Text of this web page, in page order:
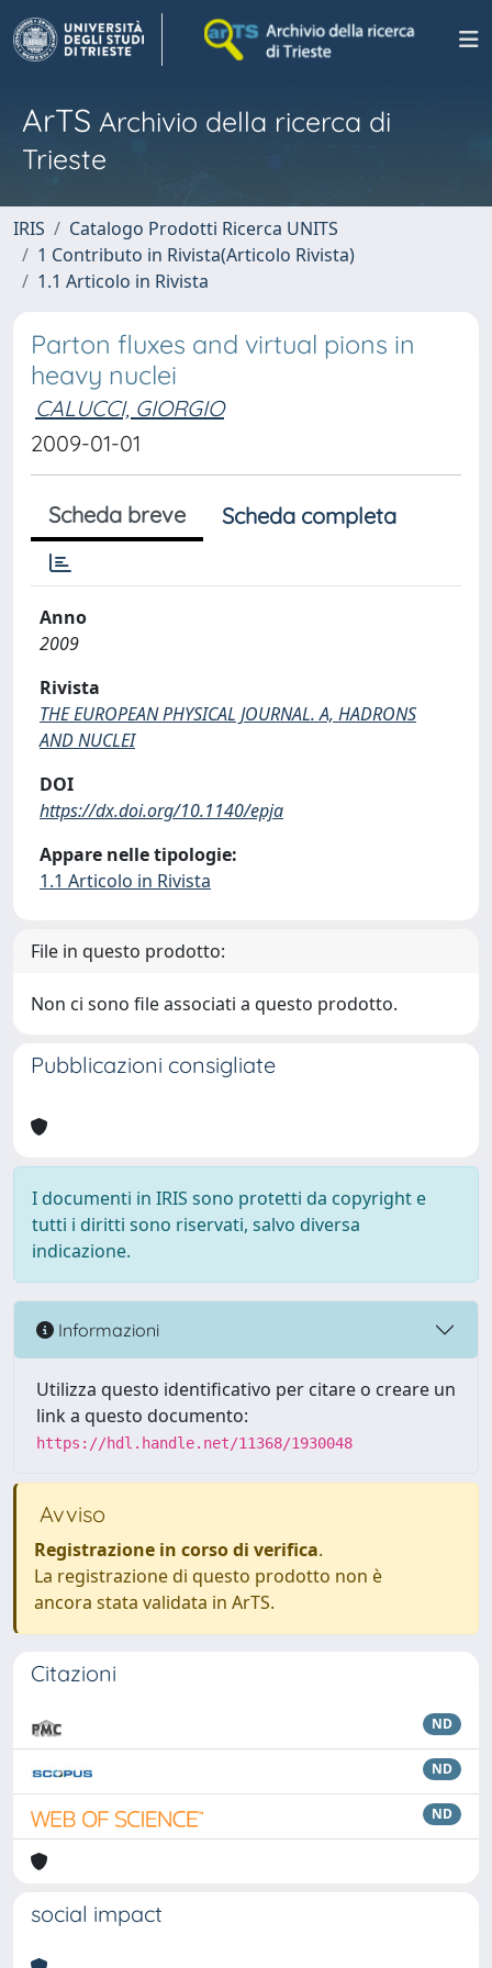
ArTS Archivio della ricerca di
Trieste
IRIS
Catalogo Prodotti Ricerca UNITS
1 Contributo in Rivista(Articolo Rivista)
1.1 Articolo in Rivista
Parton fluxes and virtual pions in
heavy nuclei
CALUCCI, GIORGIO
2009-01-01
Scheda breve Scheda completa
Anno
2009
Rivista
THE EUROPEAN PHYSICAL JOURNAL. A, HADRONS
AND NUCLEI
DOI
https://dx.doi.org/10.1140/epja
Appare nelle tipologie:
1.1 Articolo in Rivista
File in questo prodotto:
Non ci sono file associati a questo prodotto.
Pubblicazioni consigliate
I documenti in IRIS sono protetti da copyright e
tutti i diritti sono riservati, salvo diversa
indicazione.
Informazioni
Utilizza questo identificativo per citare o creare un
link a questo documento:
https://hdl.handle.net/11368/1930048
Avviso
Registrazione in corso di verifica.
La registrazione di questo prodotto non è
ancora stata validata in ArTS.
Citazioni
ND
ND
ND
social impact